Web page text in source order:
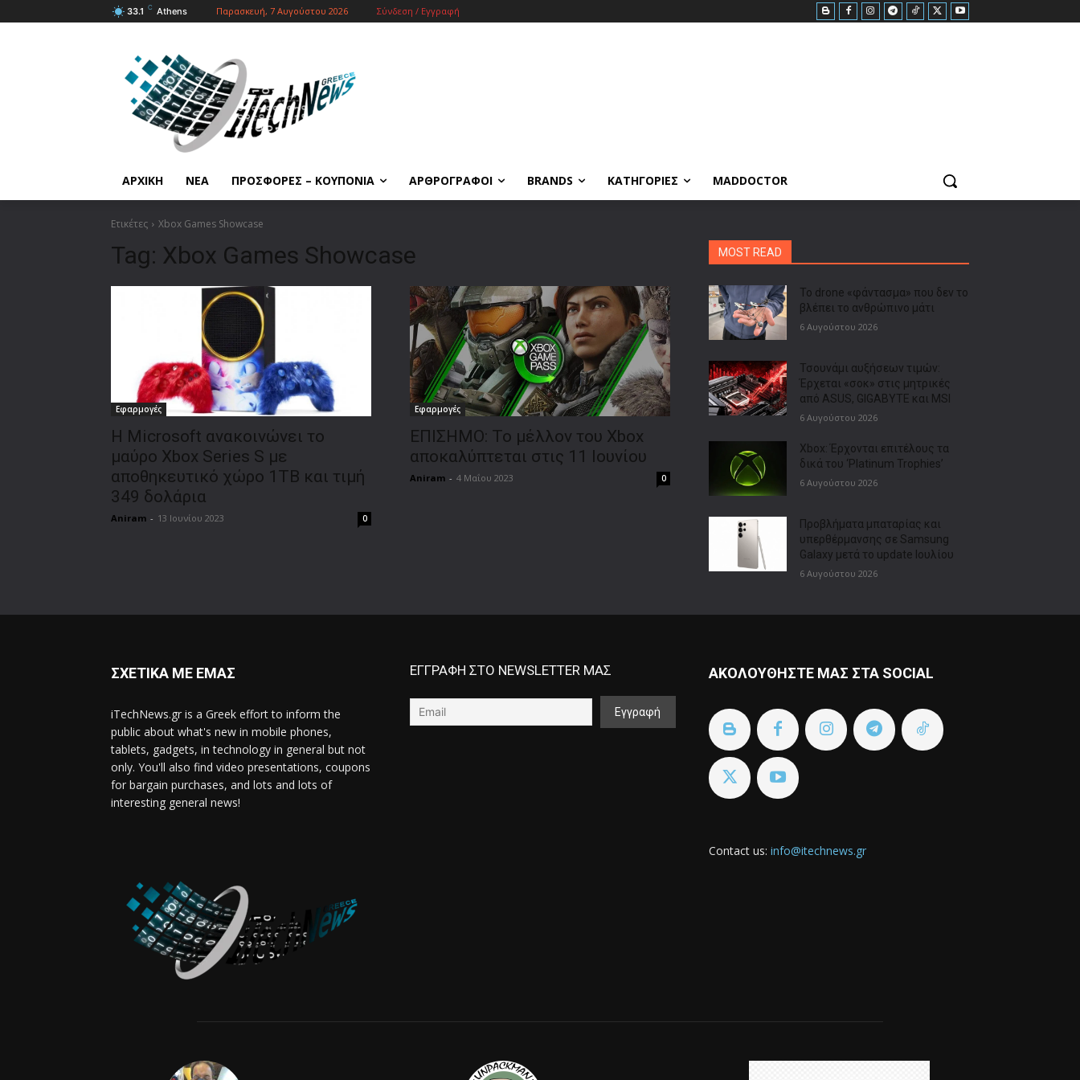
33.1 C Athens Παρασκευή, 7 Αυγούστου 2026 Σύνδεση / Εγγραφή
ΑΡΧΙΚΗ ΝΕΑ ΠΡΟΣΦΟΡΕΣ – ΚΟΥΠΟΝΙΑ ΑΡΘΡΟΓΡΑΦΟΙ BRANDS ΚΑΤΗΓΟΡΙΕΣ MADDOCTOR
Ετικέτες Xbox Games Showcase
Tag: Xbox Games Showcase
Εφαρμογές
Η Microsoft ανακοινώνει το
μαύρο Xbox Series S με
αποθηκευτικό χώρο 1TB και τιμή
349 δολάρια
Aniram - 13 Ιουνίου 2023 0
Εφαρμογές
ΕΠΙΣΗΜΟ: Το μέλλον του Xbox
αποκαλύπτεται στις 11 Ιουνίου
Aniram - 4 Μαΐου 2023 0
MOST READ
Το drone «φάντασμα» που δεν το
βλέπει το ανθρώπινο μάτι
6 Αυγούστου 2026
Τσουνάμι αυξήσεων τιμών:
Έρχεται «σοκ» στις μητρικές
από ASUS, GIGABYTE και MSI
6 Αυγούστου 2026
Xbox: Έρχονται επιτέλους τα
δικά του ‘Platinum Trophies’
6 Αυγούστου 2026
Προβλήματα μπαταρίας και
υπερθέρμανσης σε Samsung
Galaxy μετά το update Ιουλίου
6 Αυγούστου 2026
ΣΧΕΤΙΚΑ ΜΕ ΕΜΑΣ
iTechNews.gr is a Greek effort to inform the
public about what's new in mobile phones,
tablets, gadgets, in technology in general but not
only. You'll also find video presentations, coupons
for bargain purchases, and lots and lots of
interesting general news!
ΕΓΓΡΑΦΗ ΣΤΟ NEWSLETTER ΜΑΣ ΑΚΟΛΟΥΘΗΣΤΕ ΜΑΣ ΣΤΑ SOCIAL
Contact us: info@itechnews.gr